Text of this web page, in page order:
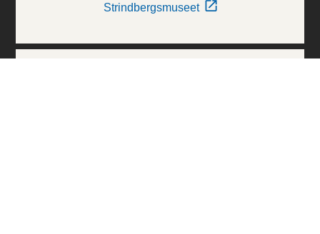
Strindbergsmuseet